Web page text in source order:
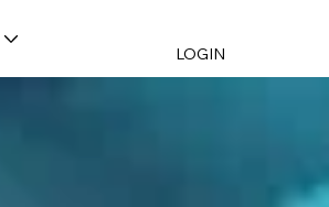
LOGIN